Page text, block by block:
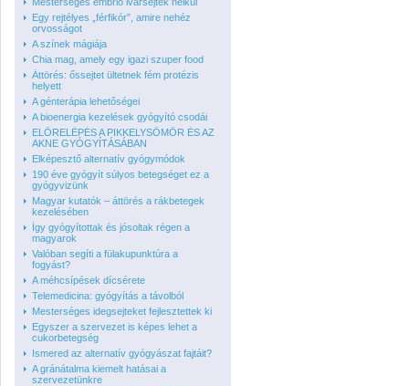
Egy rejtélyes „férfikór”, amire nehéz
orvosságot
A színek mágiája
Chia mag, amely egy igazi szuper food
Áttörés: őssejtet ültetnek fém protézis
helyett
A génterápia lehetőségei
A bioenergia kezelések gyógyító csodái
ELŐRELÉPÉS A PIKKELYSÖMÖR ÉS AZ
AKNE GYÓGYÍTÁSÁBAN
Elképesztő alternatív gyógymódok
190 éve gyógyít súlyos betegséget ez a
gyógyvizünk
Magyar kutatók – áttörés a rákbetegek
kezelésében
Így gyógyítottak és jósoltak régen a
magyarok
Valóban segíti a fülakupunktúra a
fogyást?
A méhcsípések dícsérete
Telemedicina: gyógyítás a távolból
Mesterséges idegsejteket fejlesztettek ki
Egyszer a szervezet is képes lehet a
cukorbetegség
Ismered az alternatív gyógyászat fajtáit?
A gránátalma kiemelt hatásai a
szervezetünkre